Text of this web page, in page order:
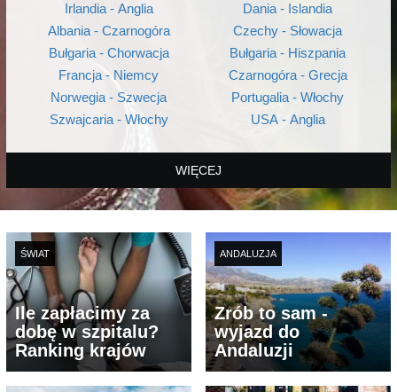
Irlandia - Anglia
Albania - Czarnogóra
Bułgaria - Chorwacja
Francja - Niemcy
Norwegia - Szwecja
Szwajcaria - Włochy
Dania - Islandia
Czechy - Słowacja
Bułgaria - Hiszpania
Czarnogóra - Grecja
Portugalia - Włochy
USA - Anglia
WIĘCEJ
ŚWIAT
Ile zapłacimy za
dobę w szpitalu?
Ranking krajów
ANDALUZJA
Zrób to sam -
wyjazd do
Andaluzji